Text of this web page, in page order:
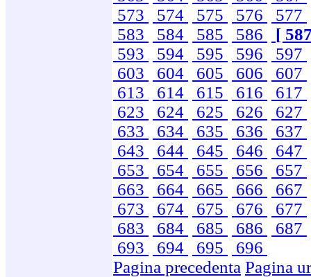
573
574 575 576
577
583
584 585 586
[
593
594 595 596
597
603
604 605 606
607
613
614 615 616
617
623
624 625 626
627
633
634 635 636
637
643
644 645 646
647
653
654 655 656
657
663
664 665 666
667
673
674 675 676
677
683
684 685 686
687
693
694 695
696
Pagina precedenta Pagina